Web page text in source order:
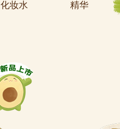
化妆水 精华